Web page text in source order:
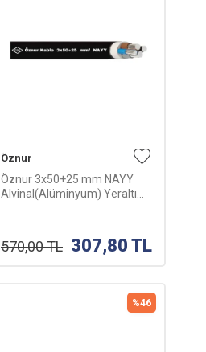
Öznur
Öznur 3x50+25 mm NAYY
Alvinal(Alüminyum) Yeraltı
570,00TL 307,80 TL
%46